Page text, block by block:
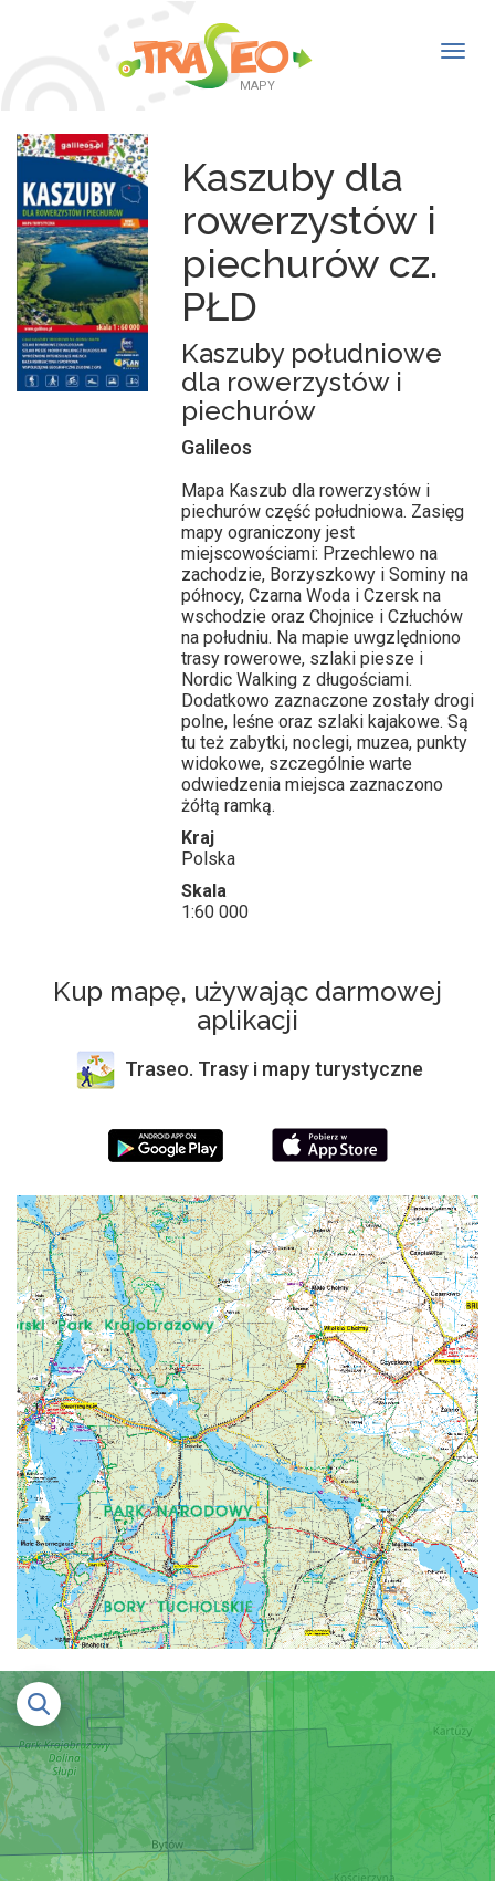
MAPY
Kaszuby dla
rowerzystów i
piechurów cz.
PŁD
Kaszuby południowe
dla rowerzystów i
piechurów
Galileos
Mapa Kaszub dla rowerzystów i
piechurów część południowa. Zasięg
mapy ograniczony jest
miejscowościami: Przechlewo na
zachodzie, Borzyszkowy i Sominy na
północy, Czarna Woda i Czersk na
wschodzie oraz Chojnice i Człuchów
na południu. Na mapie uwgzlędniono
trasy rowerowe, szlaki piesze i
Nordic Walking z długościami.
Dodatkowo zaznaczone zostały drogi
polne, leśne oraz szlaki kajakowe. Są
tu też zabytki, noclegi, muzea, punkty
widokowe, szczególnie warte
odwiedzenia miejsca zaznaczono
żółtą ramką.
Kraj
Polska
Skala
1:60 000
Kup mapę, używając darmowej
aplikacji
Traseo. Trasy i mapy turystyczne